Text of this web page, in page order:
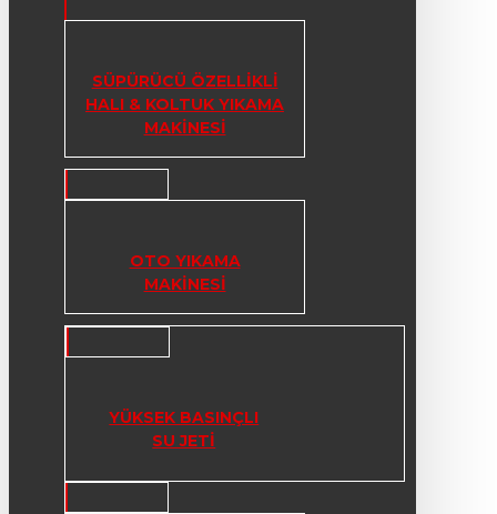
SÜPÜRÜCÜ ÖZELLIKLI
HALI & KOLTUK YIKAMA
MAKINESI
OTO YIKAMA
MAKINESI
YÜKSEK BASINÇLI
SU JETI